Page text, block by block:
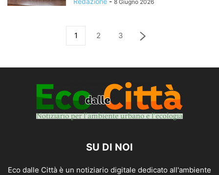
8 Giugno 2026
1 2 3
SU DI NOI
Eco dalle Città è un notiziario digitale dedicato all'ambiente